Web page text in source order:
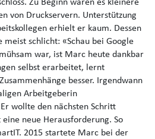
Zu Beginn waren es kleinere
von Druckservern. Unterstützung
erhielt er kaum. Dessen
schlicht: «Schau bei Google
war, ist Marc heute dankbar
selbst erarbeitet, lernt
besser.
Irgendwann
Arbeitgeberin
wollte den nächsten Schritt
neue Herausforderung. So
2015 startete Marc bei der